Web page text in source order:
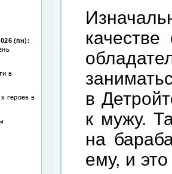
в
к мужу.
на
ему, и